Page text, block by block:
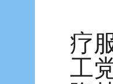
疗
工